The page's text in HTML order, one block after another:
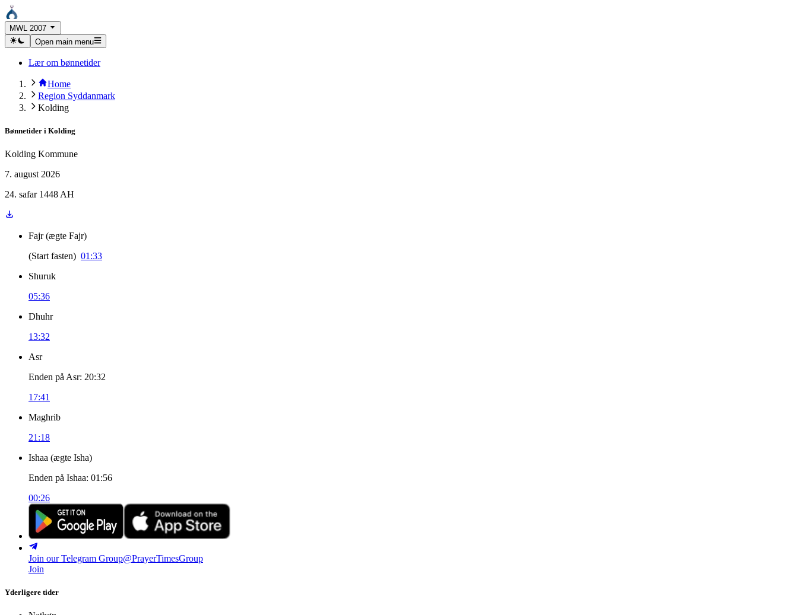
MWL 2007
Open main menu
Lær om bønnetider
Home
Region Syddanmark
Kolding
Bønnetider i Kolding
Kolding Kommune
7. august 2026
24. safar 1448 AH
Fajr (ægte Fajr)
(Start fasten) 01:33
Shuruk
05:36
Dhuhr
13:32
Asr
Enden på Asr: 20:32
17:41
Maghrib
21:18
Ishaa (ægte Isha)
Enden på Ishaa: 01:56
00:26
Join our Telegram Group@PrayerTimesGroup
Join
Yderligere tider